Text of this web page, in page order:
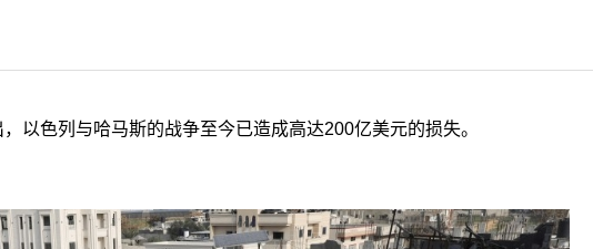
以色列与哈马斯的战争至今已造成高达200亿美元的损失。